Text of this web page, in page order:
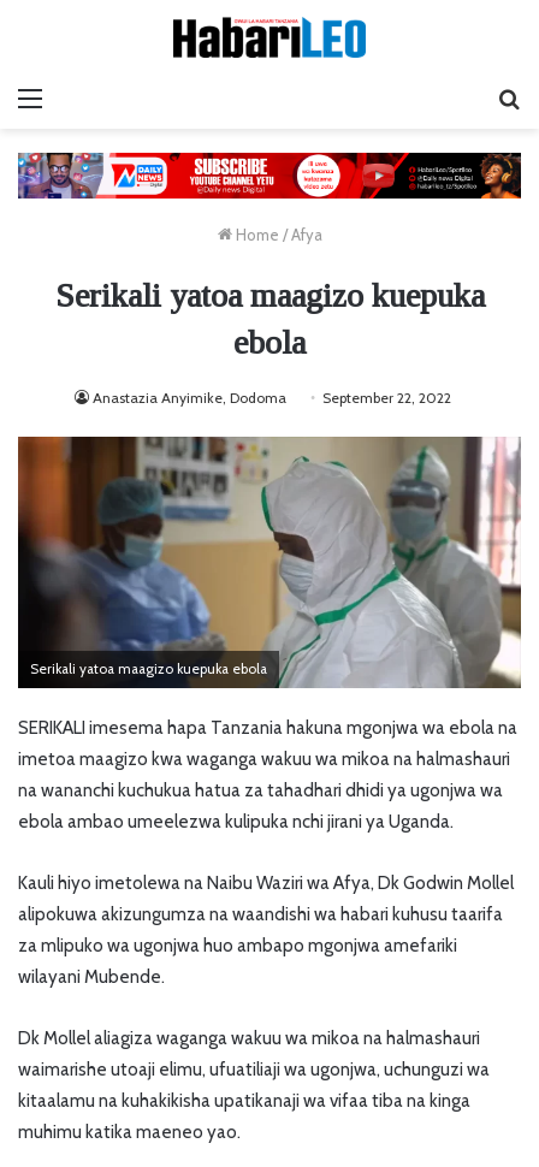
Home / Afya
Serikali yatoa maagizo kuepuka
ebola
Anastazia Anyimike, Dodoma September 22, 2022
Serikali yatoa maagizo kuepuka ebola
SERIKALI imesema hapa Tanzania hakuna mgonjwa wa ebola na
imetoa maagizo kwa waganga wakuu wa mikoa na halmashauri
na wananchi kuchukua hatua za tahadhari dhidi ya ugonjwa wa
ebola ambao umeelezwa kulipuka nchi jirani ya Uganda.
Kauli hiyo imetolewa na Naibu Waziri wa Afya, Dk Godwin Mollel
alipokuwa akizungumza na waandishi wa habari kuhusu taarifa
za mlipuko wa ugonjwa huo ambapo mgonjwa amefariki
wilayani Mubende.
Dk Mollel aliagiza waganga wakuu wa mikoa na halmashauri
waimarishe utoaji elimu, ufuatiliaji wa ugonjwa, uchunguzi wa
kitaalamu na kuhakikisha upatikanaji wa vifaa tiba na kinga
muhimu katika maeneo yao.